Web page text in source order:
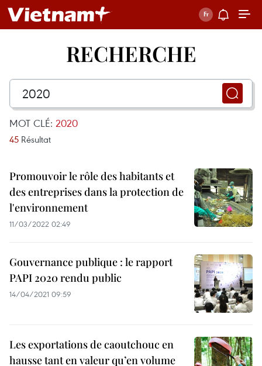
RECHERCHE
MOT CLÉ: 2020
45 Résultat
Promouvoir le rôle des habitants et
des entreprises dans la protection de
l'environnement
11/03/2022 02:49
Gouvernance publique : le rapport
PAPI 2020 rendu public
14/04/2021 09:59
Les exportations de caoutchouc en
hausse tant en valeur qu’en volume